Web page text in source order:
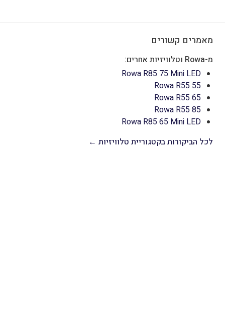
מאמרים קשורים
Rowa R85 75 Mini LED
Rowa R55 55
Rowa R55 65
Rowa R55 85
Rowa R85 65 Mini LED
לכל הביקורות בקטגוריית טלוויזיות ←